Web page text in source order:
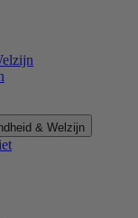
& Welzijn